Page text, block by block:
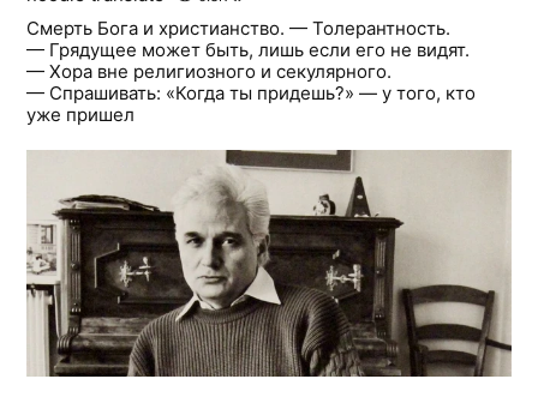
Смерть Бога и христианство. — Толерантность.
— Грядущее может быть, лишь если его не видят.
— Хора вне религиозного и секулярного.
— Спрашивать: «Когда ты придешь?» — у того, кто
уже пришел